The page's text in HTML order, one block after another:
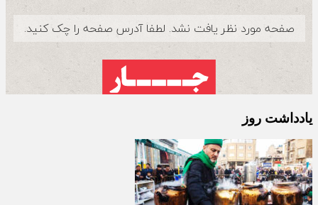
یادداشت روز